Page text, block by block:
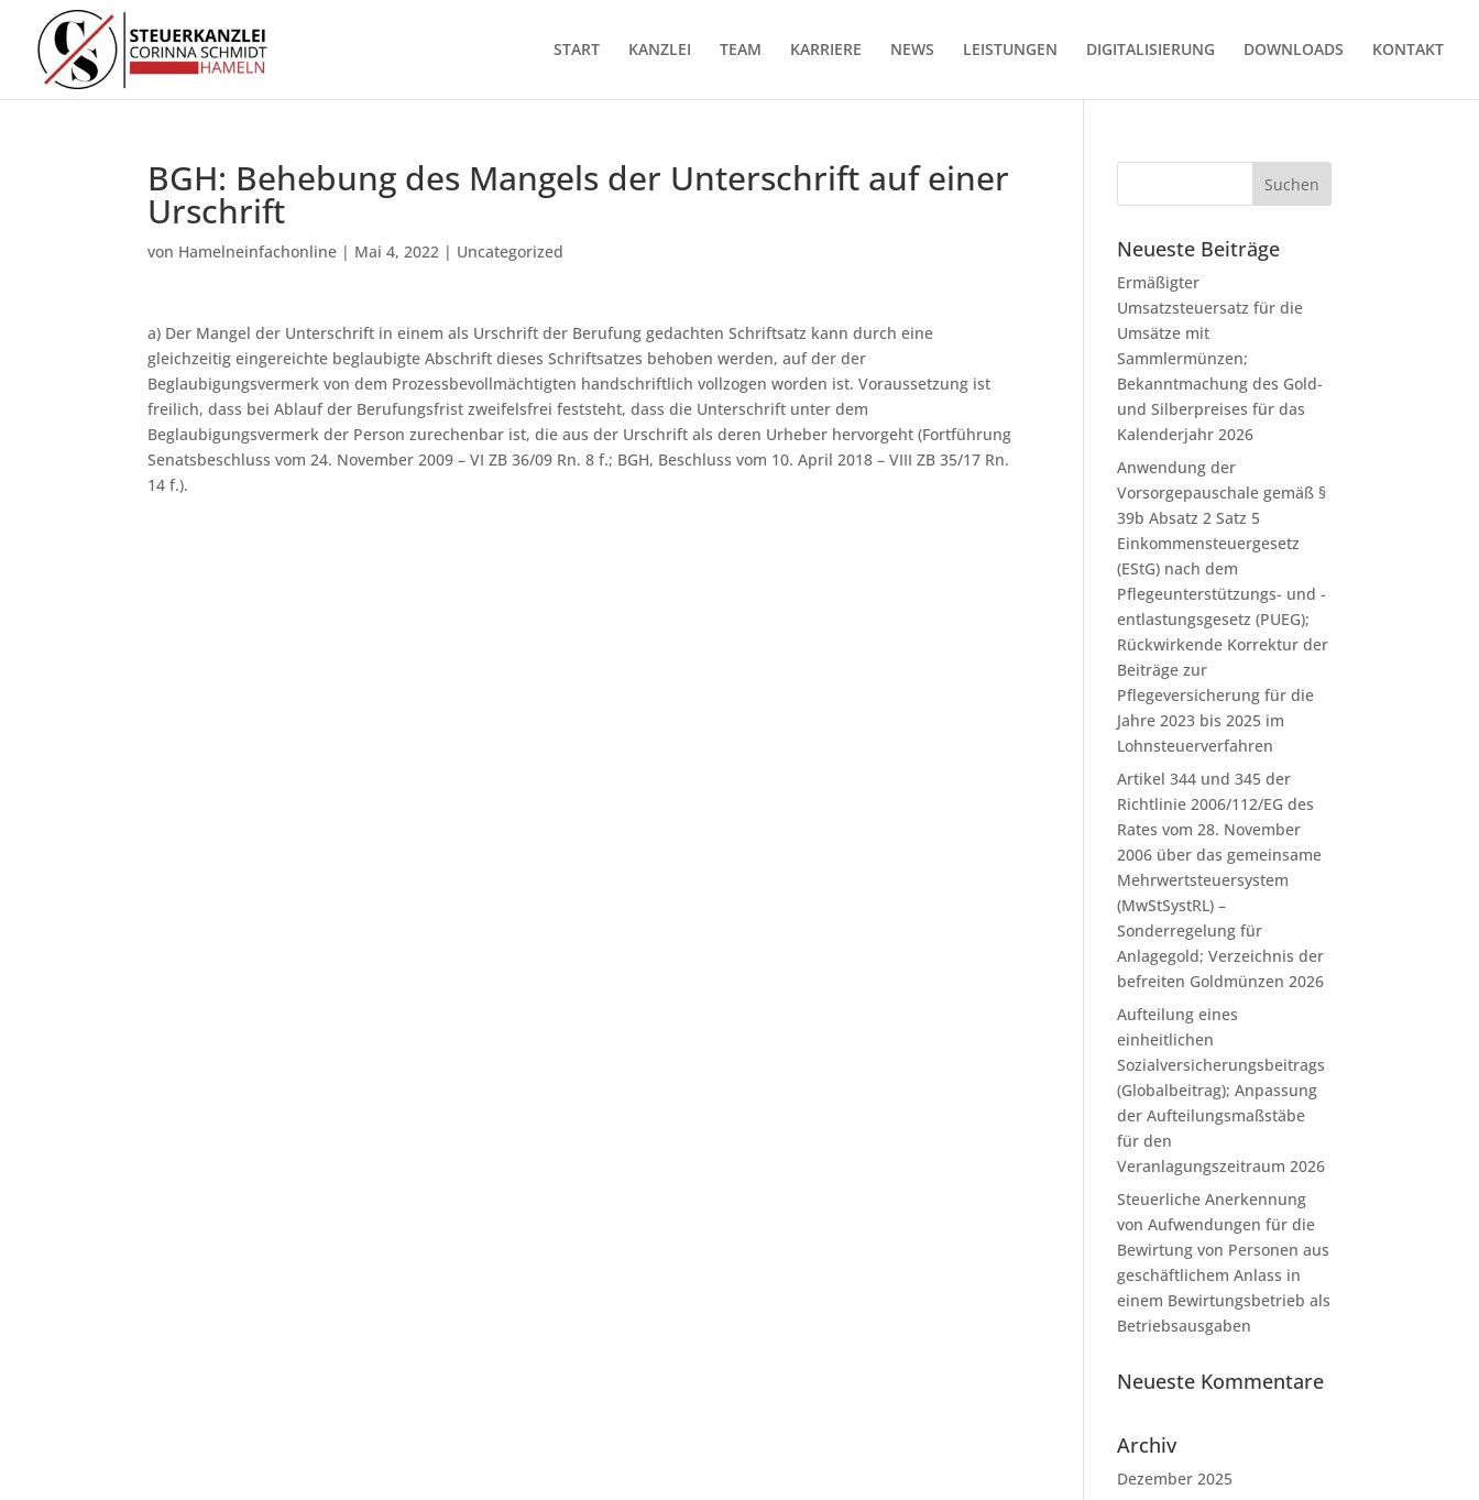
START KANZLEI TEAM KARRIERE NEWS LEISTUNGEN DIGITALISIERUNG DOWNLOADS KONTAKT
BGH: Behebung des Mangels der Unterschrift auf einer
Urschrift
von Hamelneinfachonline | Mai 4, 2022 | Uncategorized
a) Der Mangel der Unterschrift in einem als Urschrift der Berufung gedachten Schriftsatz kann durch eine
gleichzeitig eingereichte beglaubigte Abschrift dieses Schriftsatzes behoben werden, auf der der
Beglaubigungsvermerk von dem Prozessbevollmächtigten handschriftlich vollzogen worden ist. Voraussetzung ist
freilich, dass bei Ablauf der Berufungsfrist zweifelsfrei feststeht, dass die Unterschrift unter dem
Beglaubigungsvermerk der Person zurechenbar ist, die aus der Urschrift als deren Urheber hervorgeht (Fortführung
Senatsbeschluss vom 24. November 2009 – VI ZB 36/09 Rn. 8 f.; BGH, Beschluss vom 10. April 2018 – VIII ZB 35/17 Rn.
14 f.).
Neueste Beiträge
Ermäßigter
Umsatzsteuersatz für die
Umsätze mit
Sammlermünzen;
Bekanntmachung des Gold-
und Silberpreises für das
Kalenderjahr 2026
Anwendung der
Vorsorgepauschale gemäß §
39b Absatz 2 Satz 5
Einkommensteuergesetz
(EStG) nach dem
Pflegeunterstützungs- und -
entlastungsgesetz (PUEG);
Rückwirkende Korrektur der
Beiträge zur
Pflegeversicherung für die
Jahre 2023 bis 2025 im
Lohnsteuerverfahren
Artikel 344 und 345 der
Richtlinie 2006/112/EG des
Rates vom 28. November
2006 über das gemeinsame
Mehrwertsteuersystem
(MwStSystRL) –
Sonderregelung für
Anlagegold; Verzeichnis der
befreiten Goldmünzen 2026
Aufteilung eines
einheitlichen
Sozialversicherungsbeitrags
(Globalbeitrag); Anpassung
der Aufteilungsmaßstäbe
für den
Veranlagungszeitraum 2026
Steuerliche Anerkennung
von Aufwendungen für die
Bewirtung von Personen aus
geschäftlichem Anlass in
einem Bewirtungsbetrieb als
Betriebsausgaben
Neueste Kommentare
Archiv
Dezember 2025